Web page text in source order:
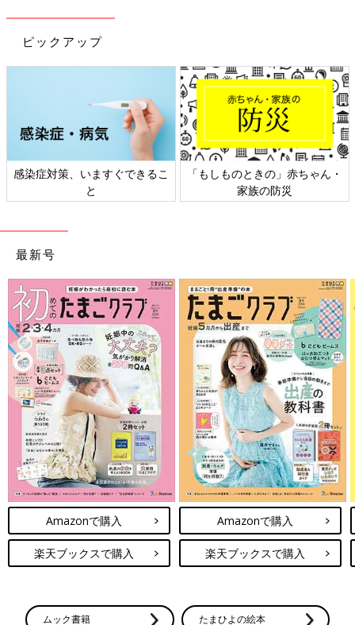
ピックアップ
「もしものときの」赤ちゃん・
家族の防災
日本外来小児科学会リーフレッ
ト検討会
最新号
Amazonで購入
楽天ブックスで購入
Amazonで購入
楽天ブックスで購入
ムック書籍 たまひよの絵本